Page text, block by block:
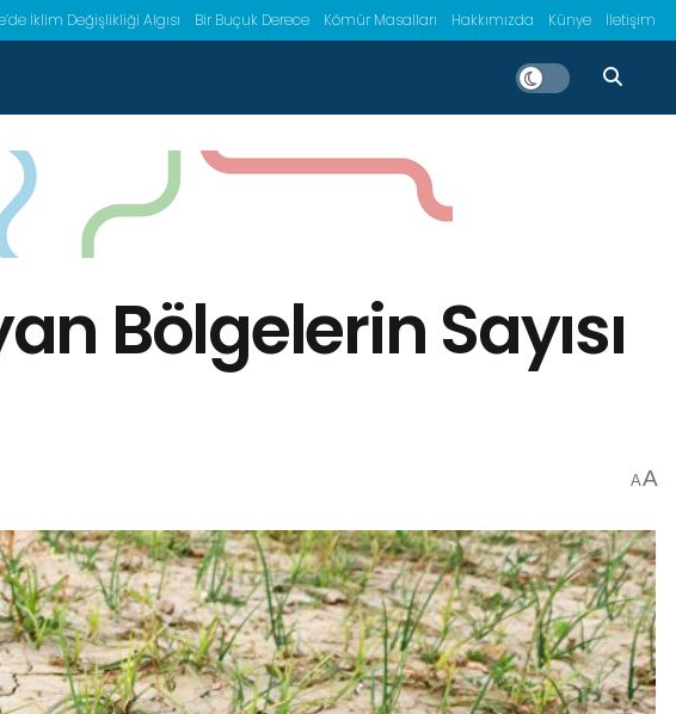
İklim Değişlikliği Algısı Bir Buçuk Derece Kömür Masalları Hakkımızda Künye İletişim
Bölgelerin Sayısı
AA